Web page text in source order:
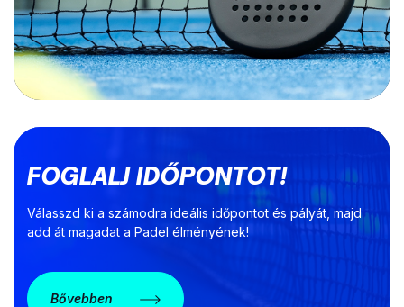
FOGLALJ IDŐPONTOT!
Válasszd ki a számodra ideális időpontot és pályát, majd
add át magadat a Padel élményének!
Bővebben